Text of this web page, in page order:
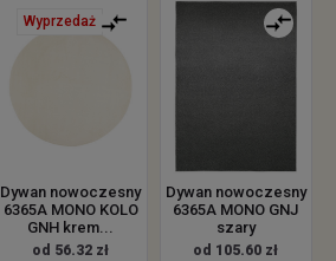
Wyprzedaż
Dywan nowoczesny
6365A MONO KOLO
GNH krem...
od 56.32 zł
Dywan nowoczesny
6365A MONO GNJ
szary
od 105.60 zł